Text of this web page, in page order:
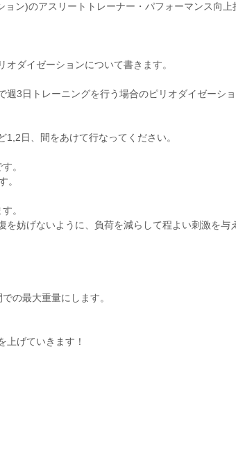
ン)のアスリートトレーナー・パフォーマンス向上
ダイゼーションについて書きます。
週3日トレーニングを行う場合のピリオダイゼーシ
日、間をあけて行なってください。
。
。
。
を妨げないように、負荷を減らして程よい刺激を与
の最大重量にします。
上げていきます！